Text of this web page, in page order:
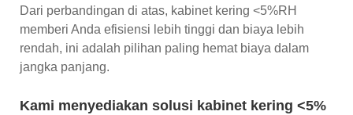
Dari perbandingan di atas, kabinet kering <5%RH
memberi Anda efisiensi lebih tinggi dan biaya lebih
rendah, ini adalah pilihan paling hemat biaya dalam
jangka panjang.
Kami menyediakan solusi kabinet kering <5%